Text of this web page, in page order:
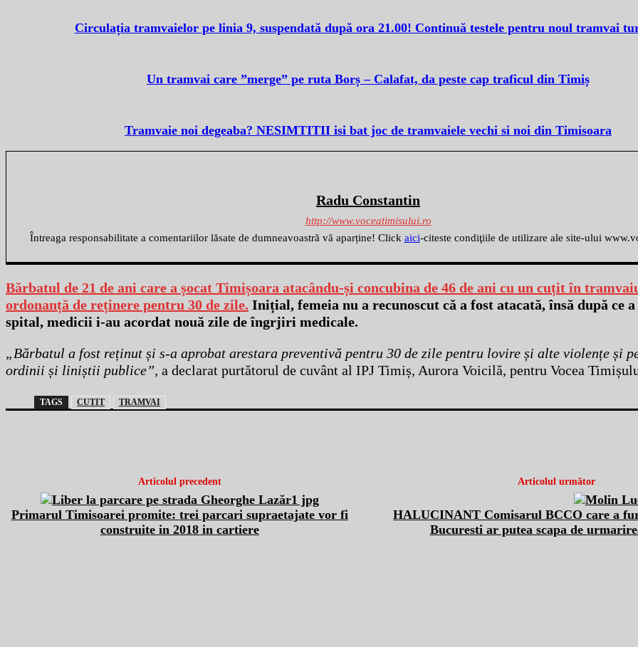
Circulația tramvaielor pe linia 9, suspendată după ora 21.00! Continuă testele pentru noul tramvai
Un tramvai care ”merge” pe ruta Borș – Calafat, da peste cap traficul din Timiș
Tramvaie noi degeaba? NESIMTITII isi bat joc de tramvaiele vechi si noi din Timisoara
Radu Constantin
http://www.voceatimisului.ro
Întreaga responsabilitate a comentariilor lăsate de dumneavoastră vă aparține! Click aici-citeste condiţiile de utilizare ale site-ului
Bărbatul de 21 de ani care a șocat Timișoara atacându-și concubina de 46 de ani cu un cuțit în
ordonanță de reținere pentru 30 de zile. Inițial, femeia nu a recunoscut că a fost atacată, însă după ce
spital, medicii i-au acordat nouă zile de îngrjiri medicale.
„Bărbatul a fost reținut și s-a aprobat arestara preventivă pentru 30 de zile pentru lovire și alte violențe și
ordinii și liniștii publice”, a declarat purtătorul de cuvânt al IPJ Timiș, Aurora Voicilă, pentru Vocea
TAGS CUTIT TRAMVAI
Articolul precedent
Primarul Timisoarei promite: trei parcari supraetajate vor fi
construite in 2018 in cartiere
Articolul următor
HALUCINANT Comisarul BCCO care a
Bucuresti ar putea scapa de